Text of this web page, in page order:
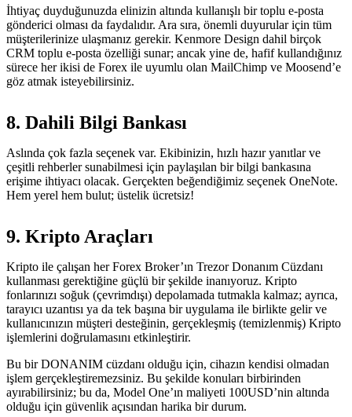
İhtiyaç duyduğunuzda elinizin altında kullanışlı bir toplu e-posta
gönderici olması da faydalıdır. Ara sıra, önemli duyurular için tüm
müşterilerinize ulaşmanız gerekir. Kenmore Design dahil birçok
CRM toplu e-posta özelliği sunar; ancak yine de, hafif kullandığınız
sürece her ikisi de Forex ile uyumlu olan MailChimp ve Moosend’e
göz atmak isteyebilirsiniz.
8. Dahili Bilgi Bankası
Aslında çok fazla seçenek var. Ekibinizin, hızlı hazır yanıtlar ve
çeşitli rehberler sunabilmesi için paylaşılan bir bilgi bankasına
erişime ihtiyacı olacak. Gerçekten beğendiğimiz seçenek OneNote.
Hem yerel hem bulut; üstelik ücretsiz!
9. Kripto Araçları
Kripto ile çalışan her Forex Broker’ın Trezor Donanım Cüzdanı
kullanması gerektiğine güçlü bir şekilde inanıyoruz. Kripto
fonlarınızı soğuk (çevrimdışı) depolamada tutmakla kalmaz; ayrıca,
tarayıcı uzantısı ya da tek başına bir uygulama ile birlikte gelir ve
kullanıcınızın müşteri desteğinin, gerçekleşmiş (temizlenmiş) Kripto
işlemlerini doğrulamasını etkinleştirir.
Bu bir DONANIM cüzdanı olduğu için, cihazın kendisi olmadan
işlem gerçekleştiremezsiniz. Bu şekilde konuları birbirinden
ayırabilirsiniz; bu da, Model One’ın maliyeti 100USD’nin altında
olduğu için güvenlik açısından harika bir durum.